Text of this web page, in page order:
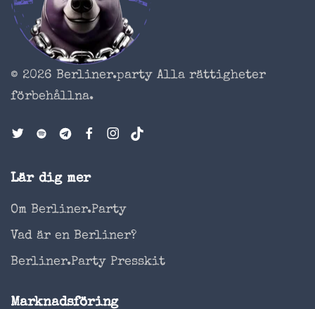
© 2026 Berliner.party Alla rättigheter
förbehållna.
Lär dig mer
Om Berliner.Party
Vad är en Berliner?
Berliner.Party Presskit
Marknadsföring